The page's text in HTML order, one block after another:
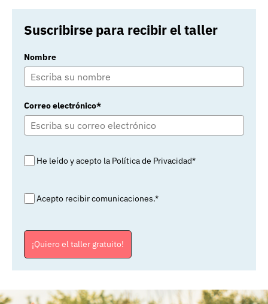
Suscribirse para recibir el taller
Nombre
Correo electrónico*
He leído y acepto la Política de Privacidad*
Acepto recibir comunicaciones.*
¡Quiero el taller gratuito!